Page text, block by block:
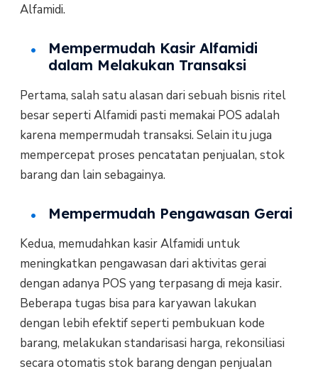
Alfamidi.
Mempermudah Kasir Alfamidi
dalam Melakukan Transaksi
Pertama, salah satu alasan dari sebuah bisnis ritel
besar seperti Alfamidi pasti memakai POS adalah
karena mempermudah transaksi. Selain itu juga
mempercepat proses pencatatan penjualan, stok
barang dan lain sebagainya.
Mempermudah Pengawasan Gerai
Kedua, memudahkan kasir Alfamidi untuk
meningkatkan pengawasan dari aktivitas gerai
dengan adanya POS yang terpasang di meja kasir.
Beberapa tugas bisa para karyawan lakukan
dengan lebih efektif seperti pembukuan kode
barang, melakukan standarisasi harga, rekonsiliasi
secara otomatis stok barang dengan penjualan